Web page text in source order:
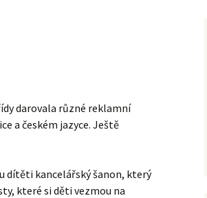
darovala různé reklamní
a českém jazyce. Ještě
dítěti kancelářský šanon, který
které si děti vezmou na